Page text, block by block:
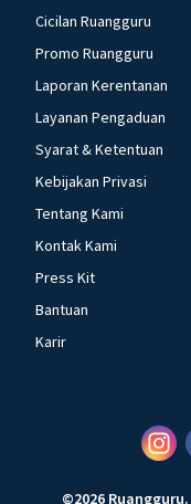
Cicilan Ruangguru
Promo Ruangguru
Laporan Kerentanan
Layanan Pengaduan
Syarat & Ketentuan
Kebijakan Privasi
Tentang Kami
Kontak Kami
Press Kit
Bantuan
Karir
©2026 Ruangguru.